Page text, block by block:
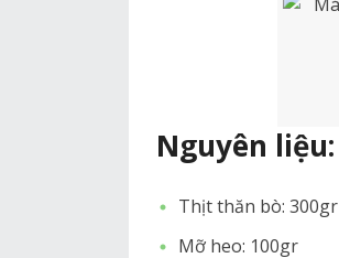
Nguyên liệu:
Thịt thăn bò: 300gr
Mỡ heo: 100gr